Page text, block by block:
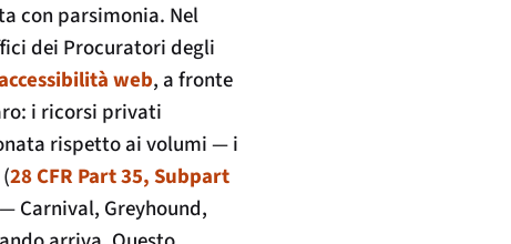
con parsimonia. Nel
dei Procuratori degli
web, a fronte
i ricorsi privati
rispetto ai volumi — i
28 CFR Part 35, Subpart
Carnival, Greyhound,